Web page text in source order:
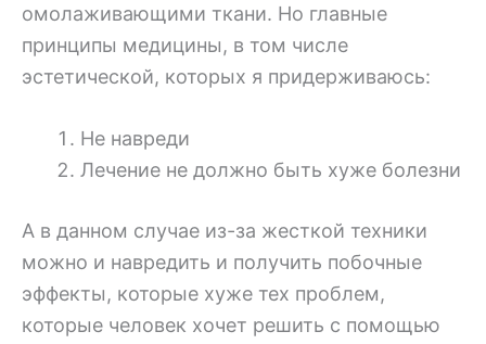
омолаживающими ткани. Но главные
принципы медицины, в том числе
эстетической, которых я придерживаюсь:
Не навреди
Лечение не должно быть хуже болезни
А в данном случае из-за жесткой техники
можно и навредить и получить побочные
эффекты, которые хуже тех проблем,
которые человек хочет решить с помощью